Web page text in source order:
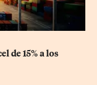
de 15% a los